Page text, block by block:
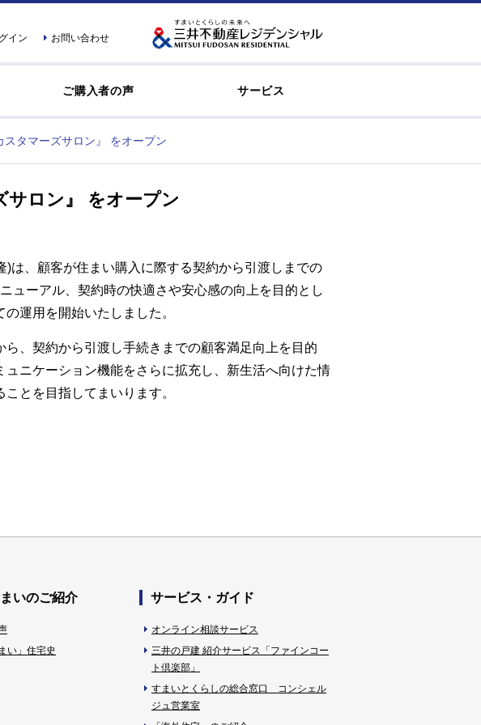
イン お問い合わせ
ご購入者の声 サービス
タマーズサロン』 をオープン
サロン』 をオープン
は、顧客が住まい購入に際する契約から引渡しまでの
ューアル、契約時の快適さや安心感の向上を目的とし
運用を開始いたしました。
、契約から引渡し手続きまでの顧客満足向上を目的
ニケーション機能をさらに拡充し、新生活へ向けた情
とを目指してまいります。
いのご紹介
い」住宅史
サービス・ガイド
オンライン相談サービス
三井の戸建 紹介サービス「ファインコー
ト倶楽部」
すまいとくらしの総合窓口 コンシェル
ジュ営業室